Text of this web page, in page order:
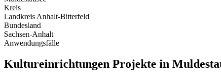
Kreis
Landkreis Anhalt-Bitterfeld
Bundesland
Sachsen-Anhalt
Anwendungsfälle
Kultureinrichtungen Projekte in